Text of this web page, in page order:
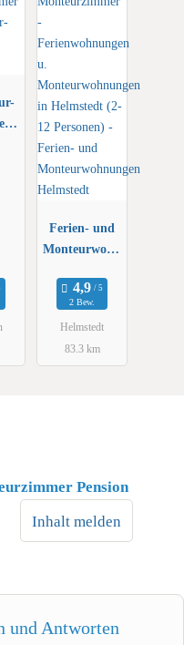
Ferien- und
Monteurwohn
Helmstedt
2 Bew.
Helmstedt
83.3 km
Pension
Inhalt melden
und Antworten